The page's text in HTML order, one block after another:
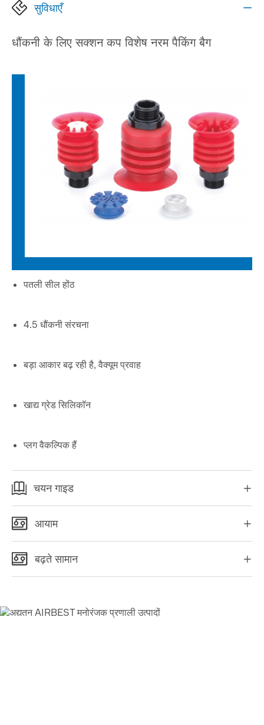
सुविधाएँ 
धौंकनी के लिए सक्शन कप विशेष नरम पैकिंग बैग
पतली सील होंठ
4.5 धौंकनी संरचना
बड़ा आकार बढ़ रही है, वैक्यूम प्रवाह
खाद्य ग्रेड सिलिकॉन
प्लग वैकल्पिक हैं
चयन गाइड 
आयाम 
बढ़ते सामान 